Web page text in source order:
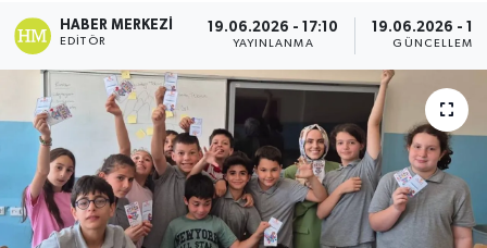
HABER MERKEZI
EDITÖR
19.06.2026 - 17:10
YAYINLANMA
19.06.2026 -
GÜNCELLEME